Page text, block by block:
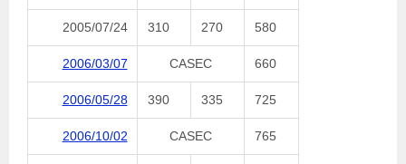
2005/07/24 310 270 580
2006/03/07 CASEC 660
2006/05/28 390 335 725
2006/10/02 CASEC 765